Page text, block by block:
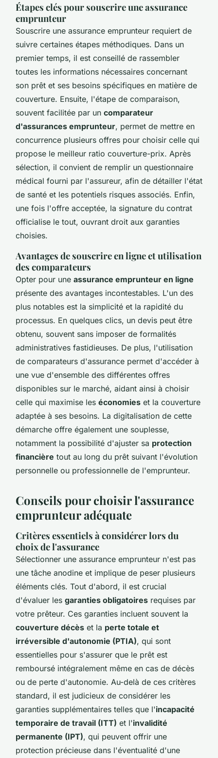
Étapes clés pour souscrire une assurance
emprunteur
Souscrire une assurance emprunteur requiert de
suivre certaines étapes méthodiques. Dans un
premier temps, il est conseillé de rassembler
toutes les informations nécessaires concernant
son prêt et ses besoins spécifiques en matière de
couverture. Ensuite, l'étape de comparaison,
souvent facilitée par un comparateur
d'assurances emprunteur, permet de mettre en
concurrence plusieurs offres pour choisir celle qui
propose le meilleur ratio couverture-prix. Après
sélection, il convient de remplir un questionnaire
médical fourni par l'assureur, afin de détailler l'état
de santé et les potentiels risques associés. Enfin,
une fois l'offre acceptée, la signature du contrat
officialise le tout, ouvrant droit aux garanties
choisies.
Avantages de souscrire en ligne et utilisation
des comparateurs
Opter pour une assurance emprunteur en ligne
présente des avantages incontestables. L'un des
plus notables est la simplicité et la rapidité du
processus. En quelques clics, un devis peut être
obtenu, souvent sans imposer de formalités
administratives fastidieuses. De plus, l'utilisation
de comparateurs d'assurance permet d'accéder à
une vue d'ensemble des différentes offres
disponibles sur le marché, aidant ainsi à choisir
celle qui maximise les économies et la couverture
adaptée à ses besoins. La digitalisation de cette
démarche offre également une souplesse,
notamment la possibilité d'ajuster sa protection
financière tout au long du prêt suivant l'évolution
personnelle ou professionnelle de l'emprunteur.
Conseils pour choisir l'assurance
emprunteur adéquate
Critères essentiels à considérer lors du
choix de l'assurance
Sélectionner une assurance emprunteur n'est pas
une tâche anodine et implique de peser plusieurs
éléments clés. Tout d'abord, il est crucial
d'évaluer les garanties obligatoires requises par
votre prêteur. Ces garanties incluent souvent la
couverture décès et la perte totale et
irréversible d'autonomie (PTIA), qui sont
essentielles pour s'assurer que le prêt est
remboursé intégralement même en cas de décès
ou de perte d'autonomie. Au-delà de ces critères
standard, il est judicieux de considérer les
garanties supplémentaires telles que l'incapacité
temporaire de travail (ITT) et l'invalidité
permanente (IPT), qui peuvent offrir une
protection précieuse dans l'éventualité d'une